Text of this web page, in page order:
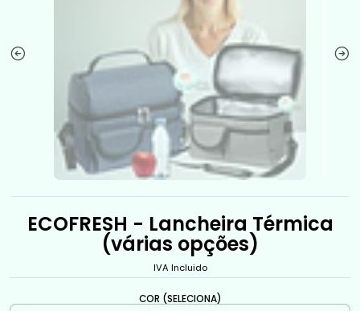
ECOFRESH - Lancheira Térmica
(várias opções)
IVA Incluido
COR (SELECIONA)